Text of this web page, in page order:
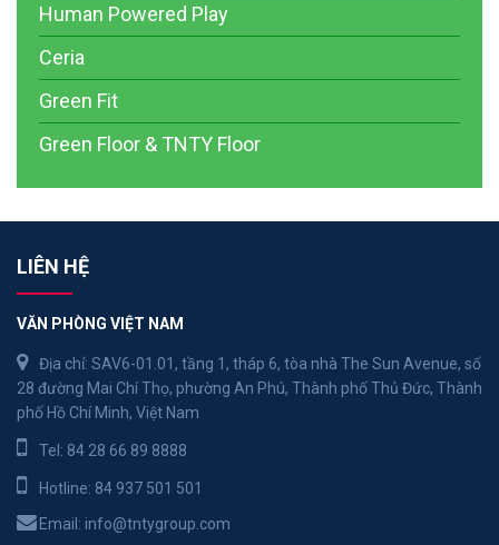
Human Powered Play
Ceria
Green Fit
Green Floor & TNTY Floor
LIÊN HỆ
VĂN PHÒNG VIỆT NAM
Địa chỉ: SAV6-01.01, tầng 1, tháp 6, tòa nhà The Sun Avenue, số
28 đường Mai Chí Thọ, phường An Phú, Thành phố Thủ Đức, Thành
phố Hồ Chí Minh, Việt Nam
Tel: 84 28 66 89 8888
Hotline: 84 937 501 501
Email: info@tntygroup.com